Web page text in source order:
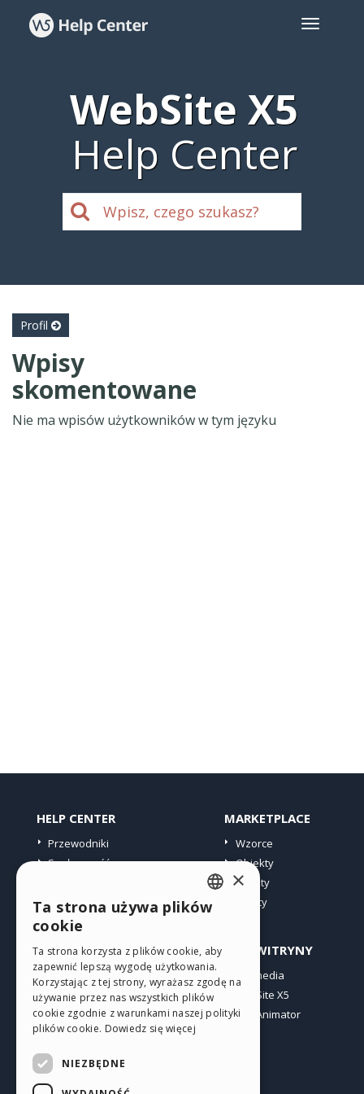
WebSite X5
Help Center
Profil
Wpisy
skomentowane
Nie ma wpisów użytkowników w tym języku
HELP CENTER
Przewodniki
Społeczność
MARKETPLACE
Wzorce
Obiekty
Punkty
Oferty
PROFIL
Moje wpisy
Moje licencje
Pobieranie
Web hosting
INNE WITRYNY
Incomedia
WebSite X5
WebAnimator
ENGLISH
GERMAN
SPANISH
PORTUGUESE
×
Ta strona używa plików
cookie
Ta strona korzysta z plików cookie, aby
zapewnić lepszą wygodę użytkowania.
Korzystając z tej strony, wyrażasz zgodę na
używanie przez nas wszystkich plików
cookie zgodnie z warunkami naszej polityki
plików cookie. Dowiedz się więcej
NIEZBĘDNE